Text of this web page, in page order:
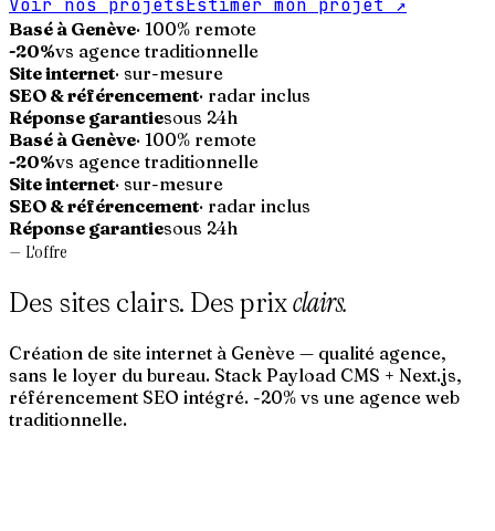
Voir nos projetsEstimer mon projet ↗
Basé à Genève· 100% remote
-20%vs agence traditionnelle
Site internet· sur-mesure
SEO & référencement· radar inclus
Réponse garantiesous 24h
Basé à Genève· 100% remote
-20%vs agence traditionnelle
Site internet· sur-mesure
SEO & référencement· radar inclus
Réponse garantiesous 24h
— L'offre
Des sites clairs. Des prixclairs.
Création de site internet à Genève — qualité agence,
sans le loyer du bureau. Stack Payload CMS + Next.js,
référencement SEO intégré. -20% vs une agence web
traditionnelle.